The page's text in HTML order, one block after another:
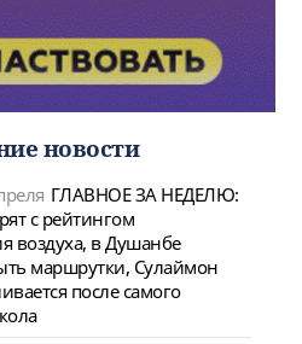
новости
ГЛАВНОЕ ЗА НЕДЕЛЮ:
с рейтингом
воздуха, в Душанбе
маршрутки, Сулаймон
после самого